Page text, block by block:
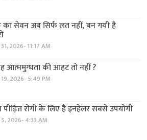
का सेवन अब सिर्फ लत नहीं, बन गयी है
2026- 11:17 AM
आत्ममुग्धता की आहट तो नहीं ?
2026- 5:49 PM
पीड़ित रोगी के लिए है इनहेलर सबसे उपयोगी
2026- 4:33 AM